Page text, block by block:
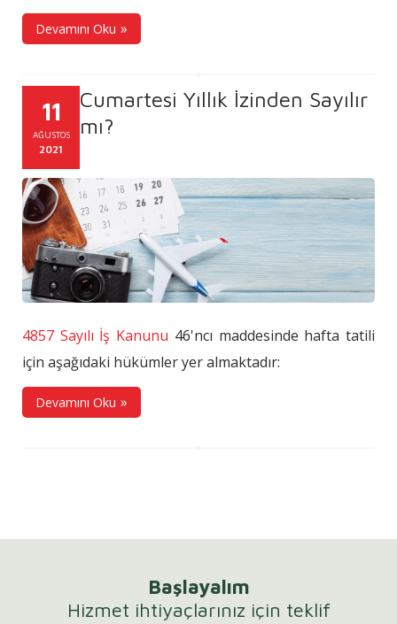
Devamını Oku
11
AĞUSTOS
2021
Cumartesi Yıllık İzinden Sayılır
mı?
4857 Sayılı İş Kanunu 46'ncı maddesinde hafta tatili
için aşağıdaki hükümler yer almaktadır:
Devamını Oku
Başlayalım
Hizmet ihtiyaçlarınız için teklif